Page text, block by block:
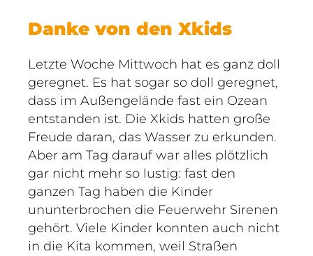
Danke von den Xkids
Letzte Woche Mittwoch hat es ganz doll
geregnet. Es hat sogar so doll geregnet,
dass im Außengelände fast ein Ozean
entstanden ist. Die Xkids hatten große
Freude daran, das Wasser zu erkunden.
Aber am Tag darauf war alles plötzlich
gar nicht mehr so lustig: fast den
ganzen Tag haben die Kinder
ununterbrochen die Feuerwehr Sirenen
gehört. Viele Kinder konnten auch nicht
in die Kita kommen, weil Straßen